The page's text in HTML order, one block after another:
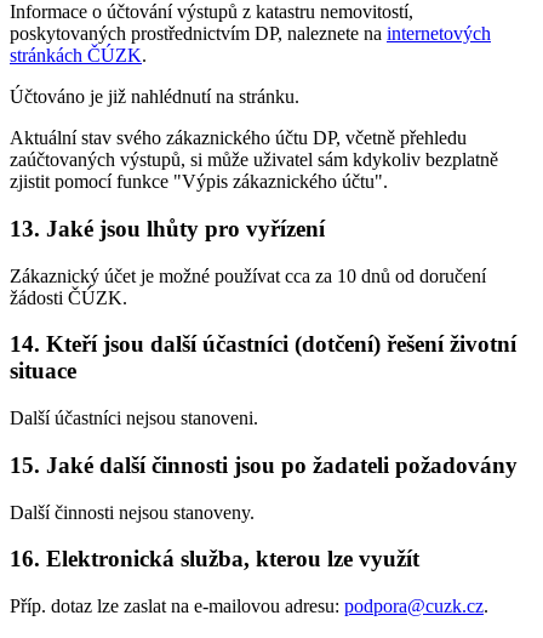
Informace o účtování výstupů z katastru nemovitostí,
poskytovaných prostřednictvím DP, naleznete na internetových
stránkách ČÚZK.
Účtováno je již nahlédnutí na stránku.
Aktuální stav svého zákaznického účtu DP, včetně přehledu
zaúčtovaných výstupů, si může uživatel sám kdykoliv bezplatně
zjistit pomocí funkce "Výpis zákaznického účtu".
13. Jaké jsou lhůty pro vyřízení
Zákaznický účet je možné používat cca za 10 dnů od doručení
žádosti ČÚZK.
14. Kteří jsou další účastníci (dotčení) řešení životní
situace
Další účastníci nejsou stanoveni.
15. Jaké další činnosti jsou po žadateli požadovány
Další činnosti nejsou stanoveny.
16. Elektronická služba, kterou lze využít
Příp. dotaz lze zaslat na e-mailovou adresu: podpora@cuzk.cz.